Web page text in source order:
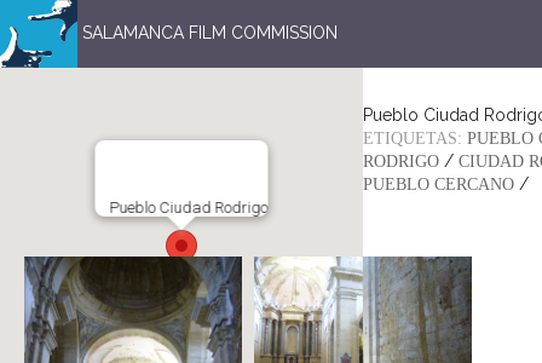
SALAMANCA FILM COMMISSION
Pueblo Ciudad Rodrigo
Pueblo Ciudad
ETIQUETAS: PUEBLO
RODRIGO / CIUDAD
PUEBLO CERCANO /